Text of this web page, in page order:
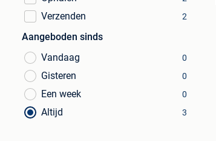
Verzenden 2
Aangeboden sinds
Vandaag
0
Gisteren 0
Een week 0
Altijd 3